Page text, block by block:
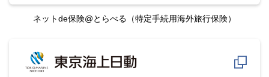
ネットde保険@とらべる （特定手続用海外旅行保険）